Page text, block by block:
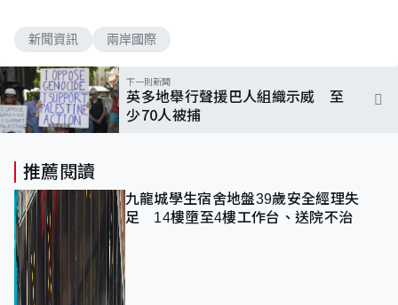
新聞資訊 兩岸國際
下一則新聞
英多地舉行聲援巴人組織示威 至
少70人被捕
推薦閱讀
九龍城學生宿舍地盤39歲安全經理失
足 14樓墮至4樓工作台、送院不治